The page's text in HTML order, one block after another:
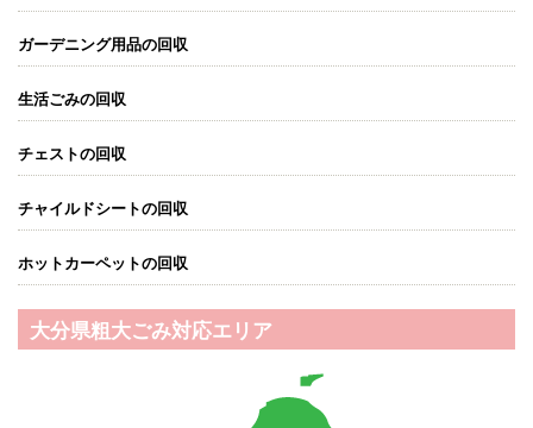
ガーデニング用品の回収
生活ごみの回収
チェストの回収
チャイルドシートの回収
ホットカーペットの回収
大分県粗大ごみ対応エリア